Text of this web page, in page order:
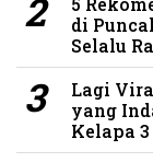
di
Selalu
Lagi
yang
Kelapa